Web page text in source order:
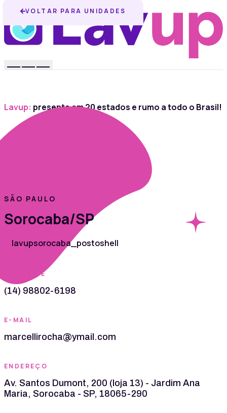
Lavup: presente em 20 estados e rumo a todo o Brasil!
VOLTAR PARA UNIDADES
SÃO PAULO
Sorocaba/SP
lavupsorocaba_postoshell
TELEFONE
(14) 98802-6198
E-MAIL
marcellirocha@ymail.com
ENDEREÇO
Av. Santos Dumont, 200 (loja 13) - Jardim Ana
Maria, Sorocaba - SP, 18065-290